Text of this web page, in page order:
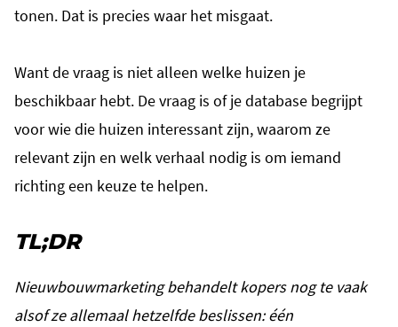
tonen. Dat is precies waar het misgaat.
Want de vraag is niet alleen welke huizen je
beschikbaar hebt. De vraag is of je database begrijpt
voor wie die huizen interessant zijn, waarom ze
relevant zijn en welk verhaal nodig is om iemand
richting een keuze te helpen.
TL;DR
Nieuwbouwmarketing behandelt kopers nog te vaak
alsof ze allemaal hetzelfde beslissen: één